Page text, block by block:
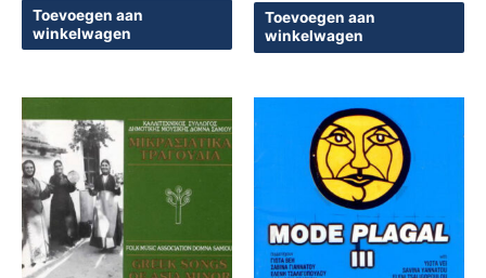
Toevoegen aan
winkelwagen
Toevoegen aan
winkelwagen